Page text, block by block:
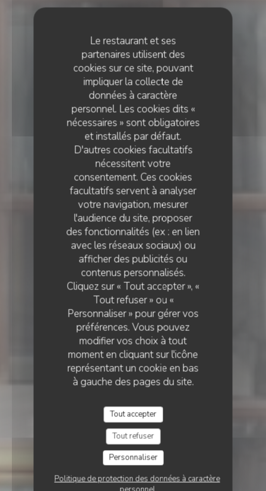
Le restaurant et ses
partenaires utilisent des
cookies sur ce site, pouvant
impliquer la collecte de
données à caractère
personnel. Les cookies dits «
nécessaires » sont obligatoires
et installés par défaut.
D'autres cookies facultatifs
nécessitent votre
consentement. Ces cookies
facultatifs servent à analyser
votre navigation, mesurer
l'audience du site, proposer
des fonctionnalités (ex : en lien
avec les réseaux sociaux) ou
afficher des publicités ou
contenus personnalisés.
Cliquez sur « Tout accepter », «
Tout refuser » ou «
Personnaliser » pour gérer vos
préférences. Vous pouvez
modifier vos choix à tout
moment en cliquant sur l'icône
représentant un cookie en bas
à gauche des pages du site.
Tout accepter
Tout refuser
Personnaliser
Politique de protection des données à caractère
RESTAURANT ITALIEN - PIZZERIA
Piccolo Mondo
PICCOLO MONDO